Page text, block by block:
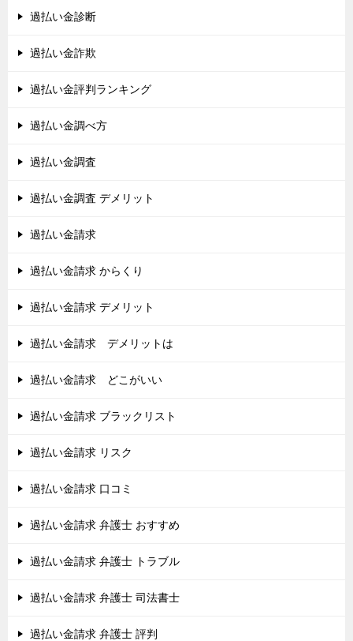
過払い金診断
過払い金詐欺
過払い金評判ランキング
過払い金調べ方
過払い金調査
過払い金調査 デメリット
過払い金請求
過払い金請求 からくり
過払い金請求 デメリット
過払い金請求 デメリットは
過払い金請求 どこがいい
過払い金請求 ブラックリスト
過払い金請求 リスク
過払い金請求 口コミ
過払い金請求 弁護士 おすすめ
過払い金請求 弁護士 トラブル
過払い金請求 弁護士 司法書士
過払い金請求 弁護士 評判